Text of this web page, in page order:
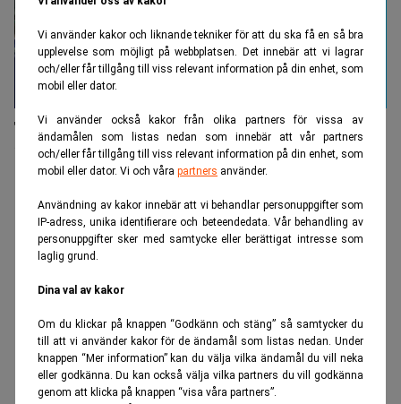
Vi använder kakor och liknande tekniker för att du ska få en så bra
upplevelse som möjligt på webbplatsen. Det innebär att vi lagrar
och/eller får tillgång till viss relevant information på din enhet, som
mobil eller dator.
Vi använder också kakor från olika partners för vissa av
ändamålen som listas nedan som innebär att vår partners
och/eller får tillgång till viss relevant information på din enhet, som
mobil eller dator. Vi och våra partners använder.
Användning av kakor innebär att vi behandlar personuppgifter som
IP-adress, unika identifierare och beteendedata. Vår behandling av
personuppgifter sker med samtycke eller berättigat intresse som
laglig grund.
Dina val av kakor
Om du klickar på knappen “Godkänn och stäng” så samtycker du
till att vi använder kakor för de ändamål som listas nedan. Under
knappen “Mer information” kan du välja vilka ändamål du vill neka
eller godkänna. Du kan också välja vilka partners du vill godkänna
genom att klicka på knappen “visa våra partners”.
Tidigare Goldman-analytiker döms till fängelse:
"Katastrofalt dumt"
ANNONS